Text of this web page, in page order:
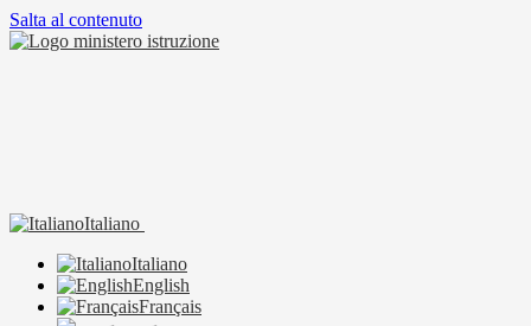
Salta al contenuto
Italiano
Italiano
English
Français